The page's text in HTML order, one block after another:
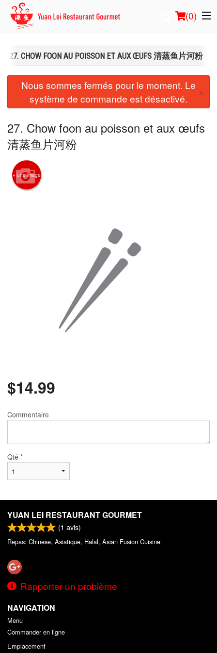
(0)
Commander en ligne
Emplacement
Connection
Inscription
Panier (0)
27. CHOW FOON AU POISSON ET AUX ŒUFS 清蒸鱼片河粉
Nous sommes fermés pour le moment. Le
système de commande est désactivé.
×
27. Chow foon au poisson et aux œufs
清蒸鱼片河粉
+ une image
$14.99
Commentaire
Qté *
YUAN LEI RESTAURANT GOURMET
(1 avis)
Repas: Chinese, Asiatique, Halal, Asian Fusion Cuisine
Rapporter un problème
NAVIGATION
Menu
Commander en ligne
Emplacement